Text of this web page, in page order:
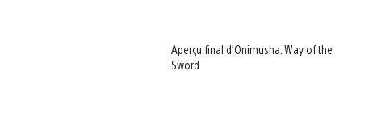
Aperçu final d’Onimusha: Way of the
Sword